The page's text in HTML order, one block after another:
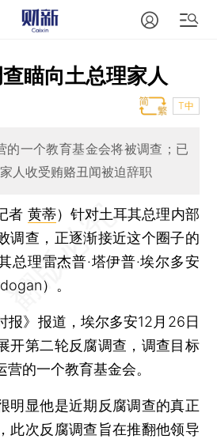
瞄向土总理家人
T中
的一个教育基金会将被调查；已
人收受贿赂丑闻被迫辞职
者 黄蒂） 针对土耳其总理内部
调查，正逐渐接近这个圈子的
理雷杰普·塔伊普·埃尔多安
）。
》报道，埃尔多安12月26日
开第二轮反腐调查，调查目标
的一个教育基金会。
显他是近期反腐调查的真正
此次反腐调查旨在推翻他领导